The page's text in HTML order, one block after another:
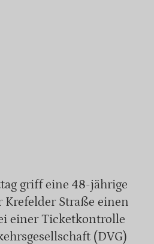
griff eine 48-jährige
Krefelder Straße einen
einer Ticketkontrolle
(DVG)